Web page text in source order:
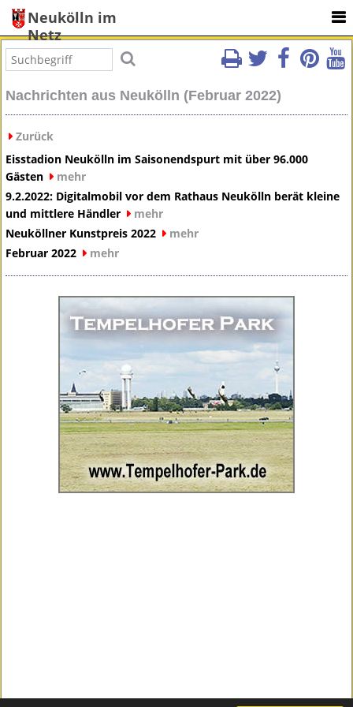
Neukölln im
Netz
Nachrichten aus Neukölln (Februar 2022)
Zurück
Eisstadion Neukölln im Saisonendspurt mit über 96.000
Gästen
mehr
9.2.2022: Digitalmobil vor dem Rathaus Neukölln berät kleine
und mittlere Händler
mehr
Neuköllner Kunstpreis 2022
mehr
Februar 2022
mehr